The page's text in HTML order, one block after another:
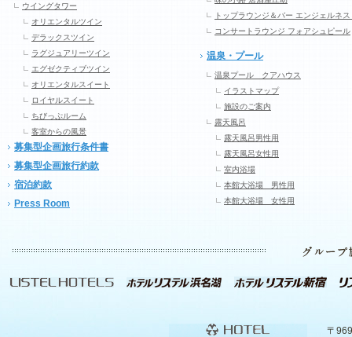
ウイングタワー
オリエンタルツイン
デラックスツイン
ラグジュアリーツイン
エグゼクティブツイン
オリエンタルスイート
ロイヤルスイート
ちびっぷルーム
客室からの風景
募集型企画旅行条件書
募集型企画旅行約款
宿泊約款
Press Room
トップラウンジ＆バー エンジェルネス
コンサートラウンジ フォアシュピール
温泉・プール
温泉プール クアハウス
イラストマップ
施設のご案内
露天風呂
露天風呂男性用
露天風呂女性用
室内浴場
本館大浴場 男性用
本館大浴場 女性用
〒